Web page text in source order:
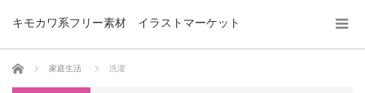
キモカワ系フリー素材 イラストマーケット
ホーム 家庭生活 洗濯